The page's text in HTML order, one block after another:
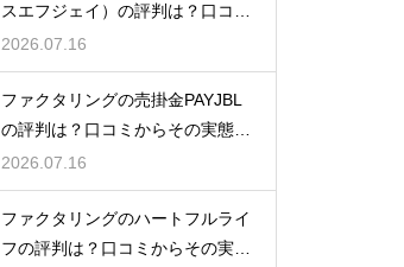
スエフジェイ）の評判は？口コミ
から検証
2026.07.16
ファクタリングの売掛金PAYJBL
の評判は？口コミからその実態を
徹底解説
2026.07.16
ファクタリングのハートフルライ
フの評判は？口コミからその実態